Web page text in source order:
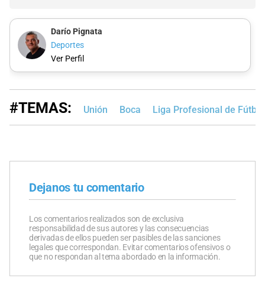
Darío Pignata
Deportes
Ver Perfil
#TEMAS: Unión Boca Liga Profesional de
Dejanos tu comentario
Los comentarios realizados son de exclusiva
responsabilidad de sus autores y las consecuencias
derivadas de ellos pueden ser pasibles de las sanciones
legales que correspondan. Evitar comentarios ofensivos o
que no respondan al tema abordado en la información.